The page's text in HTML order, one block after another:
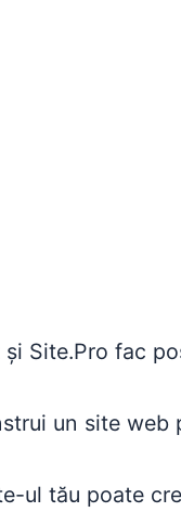
Site.Pro fac
un site web
ul tău poate